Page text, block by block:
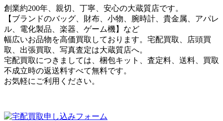
創業約200年、親切、丁寧、安心の大蔵質店です。
【ブランドのバッグ、財布、小物、腕時計、貴金属、アパレ
ル、電化製品、楽器、ゲーム機】など
幅広いお品物を高価買取しております。宅配買取、店頭買
取、出張買取、写真査定は大蔵質店へ。
宅配買取につきましては、梱包キット、査定料、送料、買取
不成立時の返送料すべて無料です。
お気軽にご利用ください。